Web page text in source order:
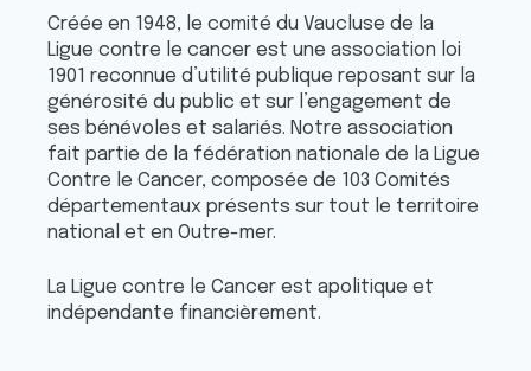
Créée en 1948, le comité du Vaucluse de la
Ligue contre le cancer est une association loi
1901 reconnue d’utilité publique reposant sur la
générosité du public et sur l’engagement de
ses bénévoles et salariés. Notre association
fait partie de la fédération nationale de la Ligue
Contre le Cancer, composée de 103 Comités
départementaux présents sur tout le territoire
national et en Outre-mer.
La Ligue contre le Cancer est apolitique et
indépendante financièrement.